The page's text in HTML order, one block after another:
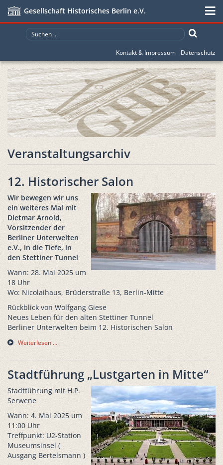
Gesellschaft Historisches Berlin e.V.
Kontakt & Impressum Datenschutz
Veranstaltungsarchiv
12. Historischer Salon
Wir bewegen wir uns
ein weiteres Mal mit
Dietmar Arnold,
Vorsitzender der
Berliner Unterwelten
e.V., in die Tiefe, in
den Stettiner Tunnel
Wann: 28. Mai 2025 um
18 Uhr
Wo: Nicolaihaus, Brüderstraße 13, Berlin-Mitte
Rückblick von Wolfgang Giese
Neues Leben für den alten Stettiner Tunnel
Berliner Unterwelten beim 12. Historischen Salon
Weiterlesen …
Stadtführung „Lustgarten in Mitte“
Stadtführung mit H.P.
Serwene
Wann: 4. Mai 2025 um
11:00 Uhr
Treffpunkt: U2-Station
Museumsinsel (
Ausgang Bertelsmann )